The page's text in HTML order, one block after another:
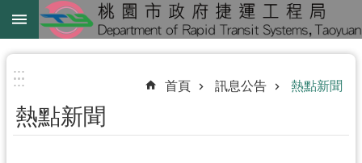
跳到主要內容區塊
綠
綠
延
中
:::
::: 首頁 訊息公告 熱點新聞
熱點新聞